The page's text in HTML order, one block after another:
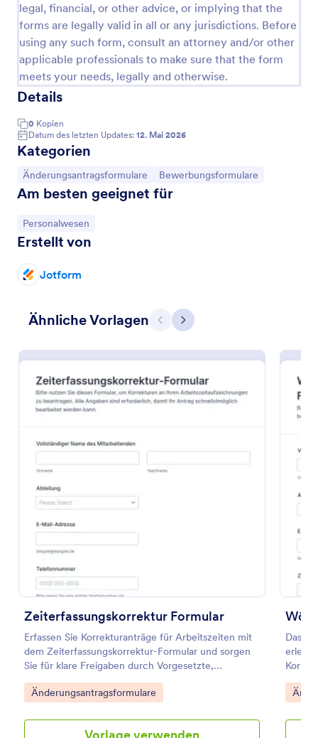
legal, financial, or other advice, or implying that the
forms are legally valid in all or any jurisdictions. Before
using any such form, consult an attorney and/or other
applicable professionals to make sure that the form
meets your needs, legally and otherwise.
Details
0 Kopien
Datum des letzten Updates: 12. Mai 2026
Kategorien
Zur Kategorie:
Änderungsantragsformulare Zur Kategorie:
Bewerbungsformulare
Am besten geeignet für
Zur Kategorie:
Personalwesen
Erstellt von
Jotform
Ähnliche Vorlagen ZurückWeiter
Zeiterfassungskorrektur Formular
Erfassen Sie Korrekturanträge für Arbeitszeiten mit
dem Zeiterfassungskorrektur-Formular und sorgen
Sie für klare Freigaben durch Vorgesetzte,
nachvollziehbare Datenerfassung und saubere
Dokumentation in Jotform.
Go to Category:
Änderungsantragsformulare
Das
bei
Go
Das Wöchentliche Arbeitszeitkorrektur Formular
erleichtert Teams die digitale Datenerfassung von
bei der schnellen Prüfung und Freigabe von
Go to Category:
Vorlage verwenden
Vorschau